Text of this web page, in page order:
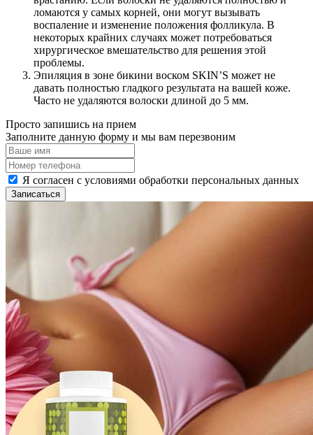
ломаются у самых корней, они могут вызывать
воспаление и изменение положения фолликула. В
некоторых крайних случаях может потребоваться
хирургическое вмешательство для решения этой
проблемы.
Эпиляция в зоне бикини воском SKIN’S может не
давать полностью гладкого результата на вашей коже.
Часто не удаляются волоски длиной до 5 мм.
Просто запишись на прием
Заполните данную форму и мы вам перезвоним
Я согласен с условиями обработки персональных данных
Записаться